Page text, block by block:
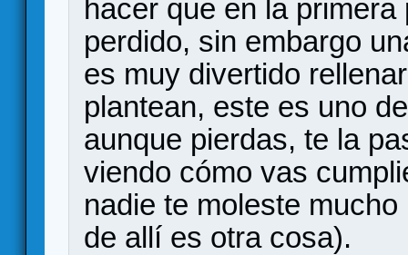
hacer que en la
perdido, sin embargo
es muy divertido
plantean, este es uno
aunque pierdas, te la
viendo cómo vas
nadie te moleste
de allí es otra cosa).